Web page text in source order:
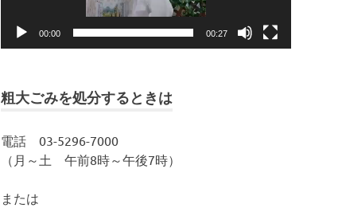
00:00 00:27
粗大ごみを処分するときは
電話 03-5296-7000
（月～土 午前8時～午後7時）
または